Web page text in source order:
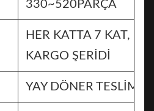
330~520PARÇA
HER KATTA 7 KAT, 9
KARGO ŞERİDİ
YAY DÖNER TESLİMİ